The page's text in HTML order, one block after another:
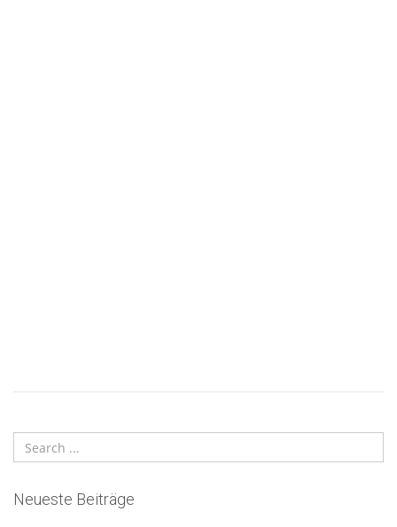
Neueste Beiträge